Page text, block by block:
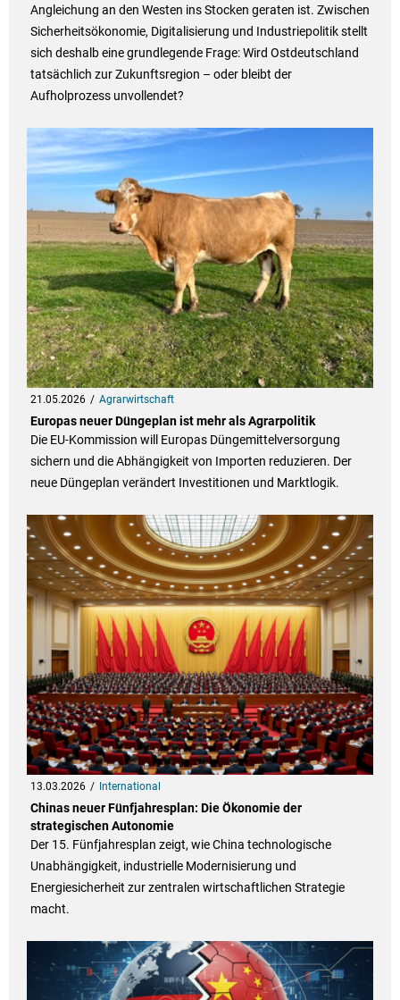
Angleichung an den Westen ins Stocken geraten ist. Zwischen
Sicherheitsökonomie, Digitalisierung und Industriepolitik stellt
sich deshalb eine grundlegende Frage: Wird Ostdeutschland
tatsächlich zur Zukunftsregion – oder bleibt der
Aufholprozess unvollendet?
21.05.2026 Agrarwirtschaft
Europas neuer Düngeplan ist mehr als Agrarpolitik
Die EU-Kommission will Europas Düngemittelversorgung
sichern und die Abhängigkeit von Importen reduzieren. Der
neue Düngeplan verändert Investitionen und Marktlogik.
13.03.2026 International
Chinas neuer Fünfjahresplan: Die Ökonomie der
strategischen Autonomie
Der 15. Fünfjahresplan zeigt, wie China technologische
Unabhängigkeit, industrielle Modernisierung und
Energiesicherheit zur zentralen wirtschaftlichen Strategie
macht.